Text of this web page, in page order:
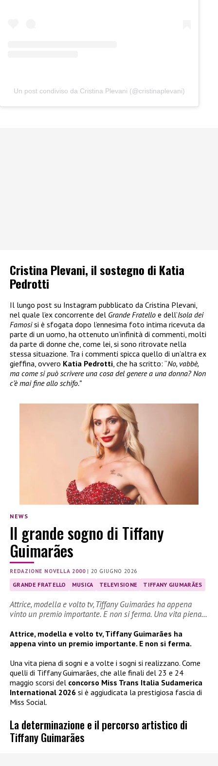
Un post condiviso da Cristina Plevani (@cristinaplevani)
Cristina Plevani, il sostegno di Katia
Pedrotti
Il lungo post su Instagram pubblicato da Cristina Plevani,
nel quale l’ex concorrente del Grande Fratello e dell’Isola dei
Famosisi è sfogata dopo l’ennesima foto intima ricevuta da
parte di un uomo, ha ottenuto un’infinità di commenti, molti
da parte di donne che, come lei, si sono ritrovate nella
stessa situazione. Tra i commenti spicca quello di un’altra ex
gieffina, ovvero Katia Pedrotti, che ha scritto: “No, vabbè,
ma come si può scrivere una cosa del genere a una donna? Non
c’è mai fine allo schifo.”
NEWS
Il grande sogno di Tiffany
Guimarães
REDAZIONE NOVELLA 2000|20 GIUGNO 2026
GRANDE FRATELLO MUSICA TELEVISIONE TIFFANY GIUMARÃES
Attrice, modella e volto tv, Tiffany Guimarães ha appena
vinto un premio importante. E non si ferma. Una vita piena…
Attrice, modella e volto tv, Tiffany Guimarães ha
appena vinto un premio importante. E non si ferma.
Una vita piena di sogni e a volte i sogni si realizzano. Come
quelli di Tiffany Guimarães, che alle finali del 23 e 24
maggio scorsi del concorso Miss Trans Italia Sudamerica
International 2026 si è aggiudicata la prestigiosa fascia di
Miss Social.
La determinazione e il percorso artistico di
Tiffany Guimarães